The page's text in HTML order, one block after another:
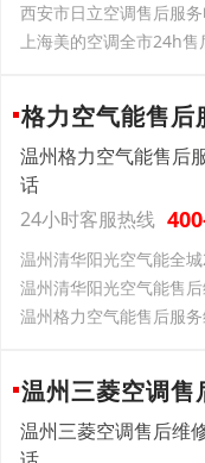
西安市日立空调售后服
上海美的空调全市24h
格力空气能售
温州格力空气能售后
话
24小时客服热线
温州清华阳光空气能售
温州格力空气能售后服
温州三菱空调售
温州三菱空调售后维